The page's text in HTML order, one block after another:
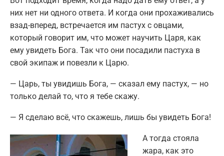
них нет ни одного ответа. И когда они прохаживались
взад-вперед, встречается им пастух с овцами,
который говорит им, что может научить Царя, как
ему увидеть Бога. Так что они посадили пастуха в
свой экипаж и повезли к Царю.
— Царь, ты увидишь Бога, — сказал ему пастух, — но
только делай то, что я тебе скажу.
— Я сделаю всё, что скажешь, лишь бы увидеть Бога!
А тогда стояла
жара, как это